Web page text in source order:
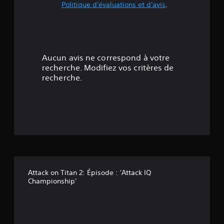
l
Politique d'évaluations et d'avis.
Aucun avis ne correspond à votre
recherche. Modifiez vos critères de
recherche.
Attack on Titan 2: Épisode : 'Attack IQ
Championship'